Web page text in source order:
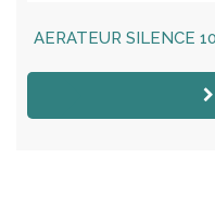
AERATEUR SILENCE